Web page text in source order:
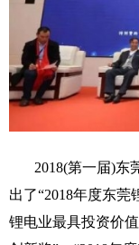
2018(第一届)东
出了“2018年度东莞
锂电业最具投资价